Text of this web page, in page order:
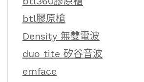
btl膠原槍
Density 無雙電波
duo tite 矽谷音波
emface